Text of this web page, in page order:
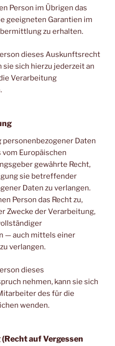
Person im Übrigen das
geeigneten Garantien im
zu erhalten.
dieses Auskunftsrecht
sie sich hierzu jederzeit an
Verarbeitung
personenbezogener Daten
Europäischen
gewährte Recht,
sie betreffender
Daten zu verlangen.
Person das Recht zu,
Zwecke der Verarbeitung,
— auch mittels einer
verlangen.
dieses
nehmen, kann sie sich
des für die
wenden.
auf Vergessen